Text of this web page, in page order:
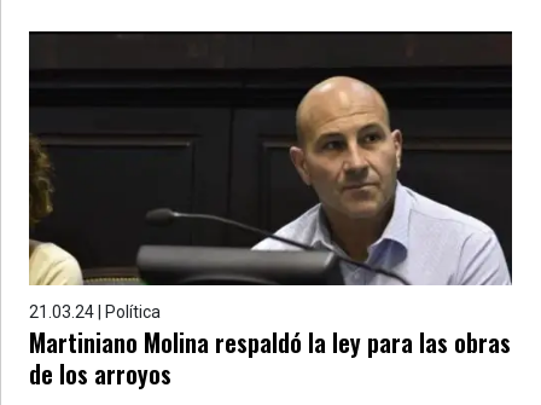
21.03.24 | Política
Martiniano Molina respaldó la ley para las obras
de los arroyos